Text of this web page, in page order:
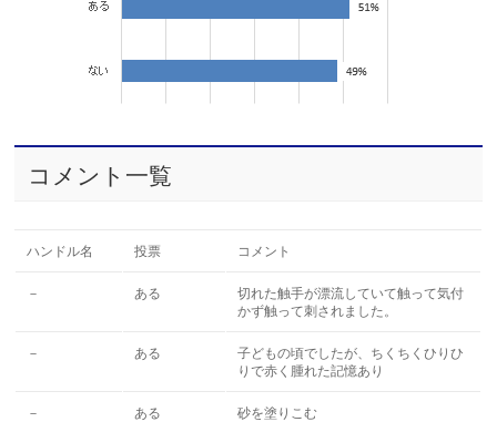
コメント一覧
ハンドル名 投票 コメント
－ ある
切れた触手が漂流していて触って気付
かず触って刺されました。
－ ある
子どもの頃でしたが、ちくちくひりひ
りで赤く腫れた記憶あり
－ ある 砂を塗りこむ